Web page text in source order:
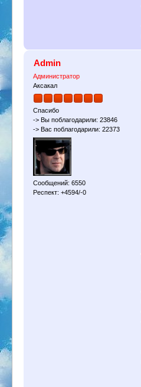
Admin
Администратор
Аксакал
Спасибо
-> Вы поблагодарили: 23846
-> Вас поблагодарили: 22373
Сообщений: 6550
Респект: +4594/-0